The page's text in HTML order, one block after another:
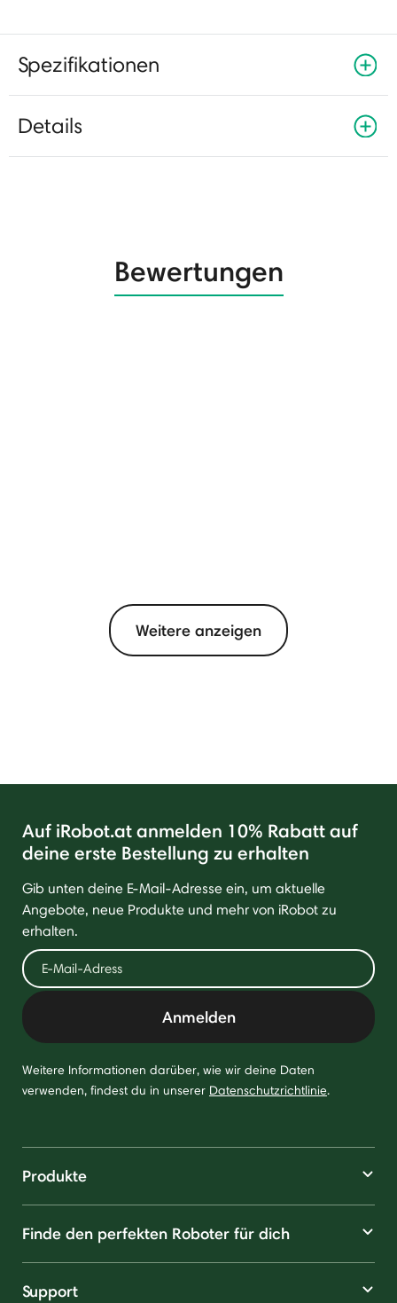
Spezifikationen
Details
Bewertungen
Weitere anzeigen
Auf iRobot.at anmelden 10% Rabatt auf
deine erste Bestellung zu erhalten
Gib unten deine E-Mail-Adresse ein, um aktuelle
Angebote, neue Produkte und mehr von iRobot zu
erhalten.
Anmelden
Weitere Informationen darüber, wie wir deine Daten
verwenden, findest du in unserer Datenschutzrichtlinie.
Produkte
Finde den perfekten Roboter für dich
Support